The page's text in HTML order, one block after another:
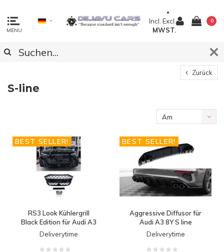
MENU
Incl. Excl.
MWST.
0
Zurück
S-line
Am
angesehen
BEST SELLER!
RS3 Look Kühlergrill
Black Edition für Audi A3
8Y / S line
Deliverytime
BEST SELLER!
Aggressive Diffusor für
Audi A3 8Y S line
Limousine
Deliverytime